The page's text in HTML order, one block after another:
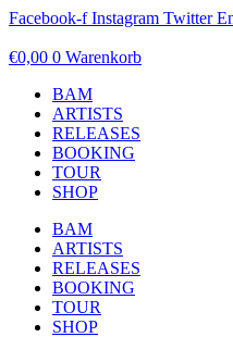
Zum
springen
Facebook-f Instagram Twitter
€0,00 0 Warenkorb
BAM
ARTISTS
RELEASES
BOOKING
TOUR
SHOP
BAM
ARTISTS
RELEASES
BOOKING
TOUR
SHOP